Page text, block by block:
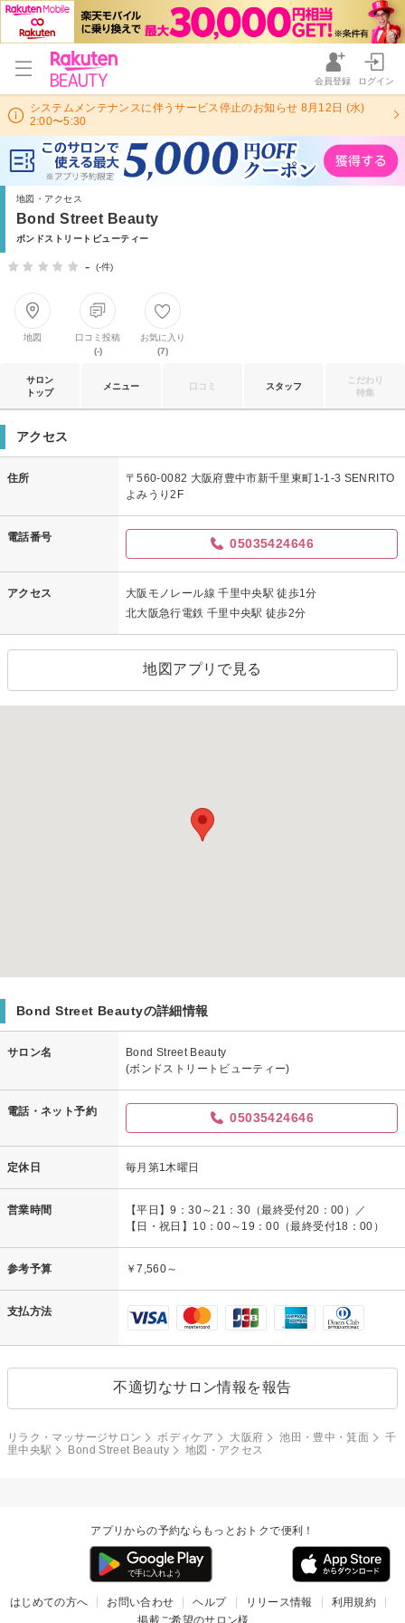
会員登録 ログイン
システムメンテナンスに伴うサービス停止のお知らせ 8月12日 (水)
2:00〜5:30
地図・アクセス
Bond Street Beauty
ボンドストリートビューティー
- (-件)
地図
口コミ投稿
(-)
お気に入り
(7)
サロン
トップ
メニュー 口コミ スタッフ
こだわり
特集
アクセス
住所
〒560-0082 大阪府豊中市新千里東町1-1-3 SENRITO
よみうり2F
電話番号 05035424646
アクセス
大阪モノレール線 千里中央駅 徒歩1分
北大阪急行電鉄 千里中央駅 徒歩2分
地図アプリで見る
Bond Street Beautyの詳細情報
サロン名
Bond Street Beauty
(ボンドストリートビューティー)
電話・ネット予約 05035424646
定休日 毎月第1木曜日
営業時間
【平日】9：30～21：30（最終受付20：00）／
【日・祝日】10：00～19：00（最終受付18：00）
参考予算 ￥7,560～
支払方法
不適切なサロン情報を報告
リラク・マッサージサロン ボディケア 大阪府 池田・豊中・箕面
千
里中央駅
Bond Street Beauty 地図・アクセス
アプリからの予約ならもっとおトクで便利！
はじめての方へ お問い合わせ ヘルプ リリース情報
利用規約
掲載ご希望のサロン様